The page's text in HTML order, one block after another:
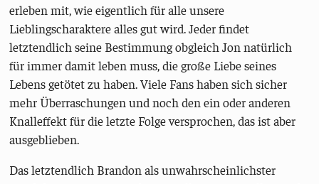
erleben mit, wie eigentlich für alle unsere
Lieblingscharaktere alles gut wird. Jeder findet
letztendlich seine Bestimmung obgleich Jon natürlich
für immer damit leben muss, die große Liebe seines
Lebens getötet zu haben. Viele Fans haben sich sicher
mehr Überraschungen und noch den ein oder anderen
Knalleffekt für die letzte Folge versprochen, das ist aber
ausgeblieben.
Das letztendlich Brandon als unwahrscheinlichster